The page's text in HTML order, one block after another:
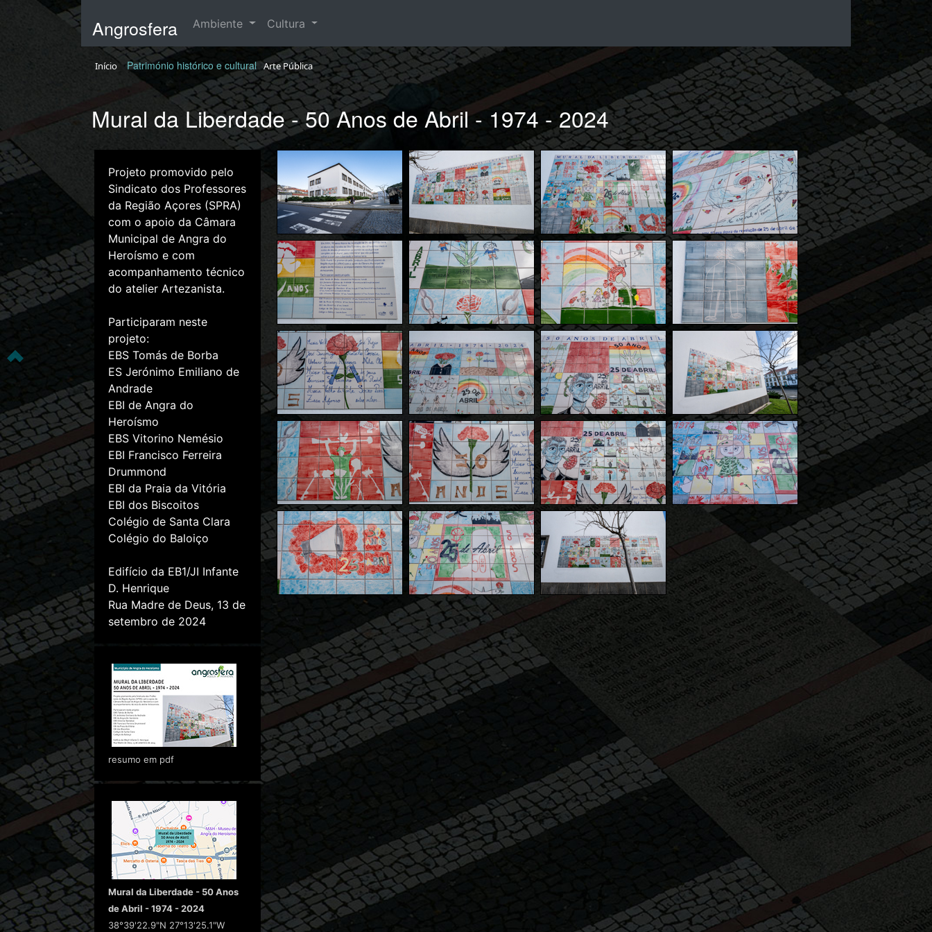
Angrosfera Ambiente Cultura
Início Património histórico e cultural Arte Pública
Mural da Liberdade - 50 Anos de Abril - 1974 - 2024
Projeto promovido pelo
Sindicato dos Professores
da Região Açores (SPRA)
com o apoio da Câmara
Municipal de Angra do
Heroísmo e com
acompanhamento técnico
do atelier Artezanista.
Participaram neste
projeto:
EBS Tomás de Borba
ES Jerónimo Emiliano de
Andrade
EBI de Angra do
Heroísmo
EBS Vitorino Nemésio
EBI Francisco Ferreira
Drummond
EBI da Praia da Vitória
EBI dos Biscoitos
Colégio de Santa Clara
Colégio do Baloiço
Edifício da EB1/JI Infante
D. Henrique
Rua Madre de Deus, 13 de
setembro de 2024
resumo em pdf
Mural da Liberdade - 50 Anos
de Abril - 1974 - 2024
38°39'22.9"N 27°13'25.1"W